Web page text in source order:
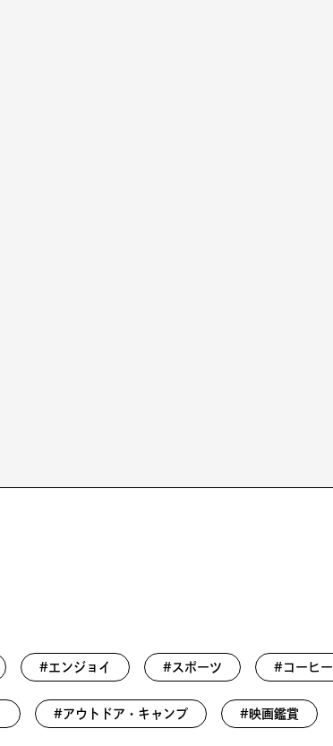
#エンジョイ #スポーツ #コーヒー
#アウトドア・キャンプ #映画鑑賞